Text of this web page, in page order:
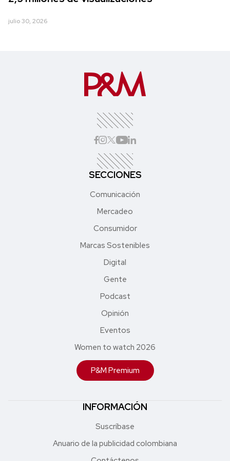
julio 30, 2026
SECCIONES
Comunicación
Mercadeo
Consumidor
Marcas Sostenibles
Digital
Gente
Podcast
Opinión
Eventos
Women to watch 2026
P&M Premium
INFORMACIÓN
Suscríbase
Anuario de la publicidad colombiana